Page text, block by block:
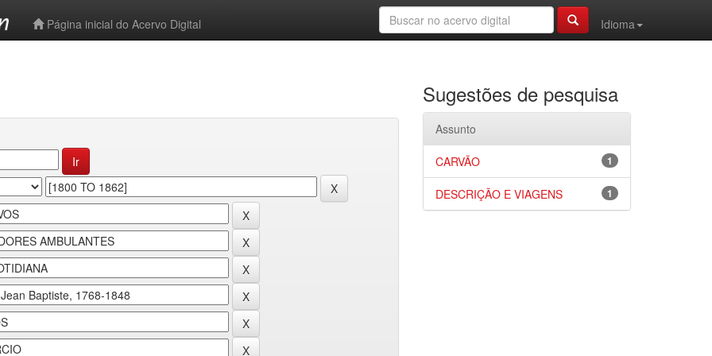
Página inicial do Acervo Digital
Idioma
Sugestões de pesquisa
Assunto
1
CARVÃO
1
DESCRIÇÃO E VIAGENS